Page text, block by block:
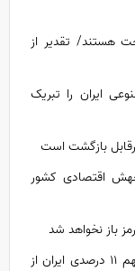
هستند/ تقدیر از
ایران را تبریک
بازگشت است
اقتصادی کشور
باز نخواهد شد
عراقچی: توافق با عمان نزدیک است/ تکذیب سهم ۱۱ درصدی ایران از